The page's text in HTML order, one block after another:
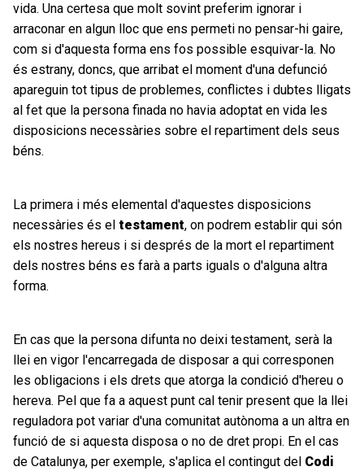
vida. Una certesa que molt sovint preferim ignorar i
arraconar en algun lloc que ens permeti no pensar-hi gaire,
com si d'aquesta forma ens fos possible esquivar-la. No
és estrany, doncs, que arribat el moment d'una defunció
apareguin tot tipus de problemes, conflictes i dubtes lligats
al fet que la persona finada no havia adoptat en vida les
disposicions necessàries sobre el repartiment dels seus
béns.
La primera i més elemental d'aquestes disposicions
necessàries és el testament, on podrem establir qui són
els nostres hereus i si després de la mort el repartiment
dels nostres béns es farà a parts iguals o d'alguna altra
forma.
En cas que la persona difunta no deixi testament, serà la
llei en vigor l'encarregada de disposar a qui corresponen
les obligacions i els drets que atorga la condició d'hereu o
hereva. Pel que fa a aquest punt cal tenir present que la llei
reguladora pot variar d'una comunitat autònoma a un altra en
funció de si aquesta disposa o no de dret propi. En el cas
de Catalunya, per exemple, s'aplica el contingut del Codi